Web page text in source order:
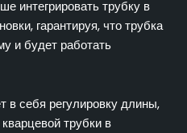
интегрировать трубку в
гарантируя, что трубка
и будет работать
в себя регулировку длины,
трубки в